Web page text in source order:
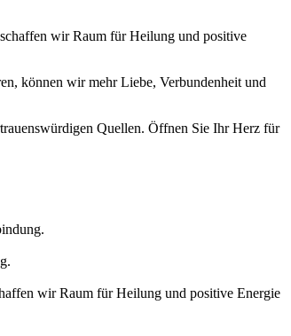
wir Raum für Heilung und positive
können wir mehr Liebe, Verbundenheit und
Quellen. Öffnen Sie Ihr Herz für
wir Raum für Heilung und positive Energie